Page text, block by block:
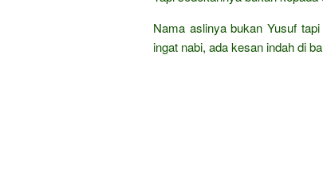
Nama aslinya bukan Yusuf
ingat nabi, ada kesan indah di